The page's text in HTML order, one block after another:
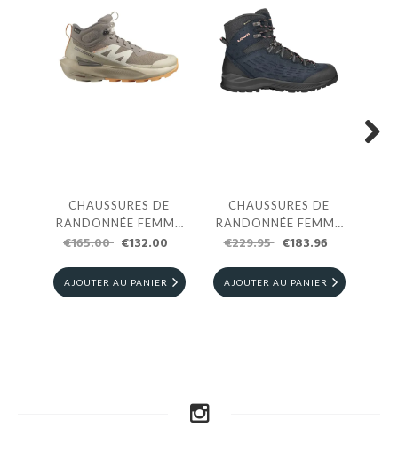
CHAUSSURES DE
RANDONNÉE FEMME
SALOMON ELIXIR
€165.00 €132.00
AJOUTER AU PANIER
CHAUSSURES DE
RANDONNÉE FEMME
LOWA EXPLORER II
€229.95 €183.96
AJOUTER AU PANIER